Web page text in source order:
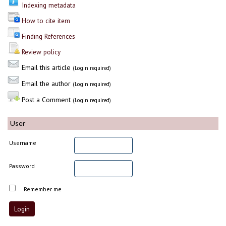
Indexing metadata
How to cite item
Finding References
Review policy
Email this article (Login required)
Email the author (Login required)
Post a Comment (Login required)
User
Username
Password
Remember me